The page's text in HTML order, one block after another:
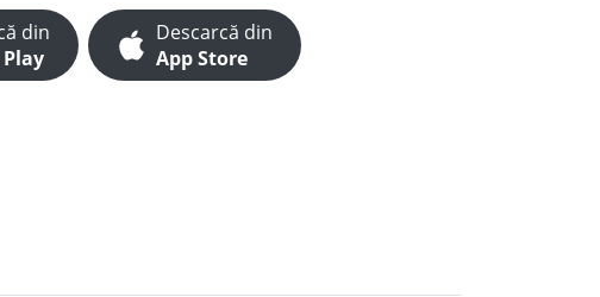
din
Descarcă din
App Store